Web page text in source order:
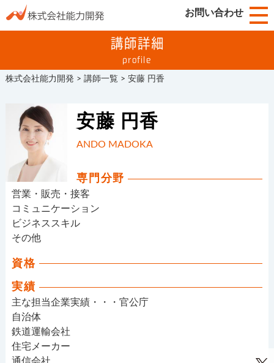
お問い合わせ
講師詳細
profile
株式会社能力開発 > 講師一覧 > 安藤 円香
安藤 円香
ANDO MADOKA
専門分野
営業・販売・接客
コミュニケーション
ビジネススキル
その他
資格
実績
主な担当企業実績・・・官公庁
自治体
鉄道運輸会社
住宅メーカー